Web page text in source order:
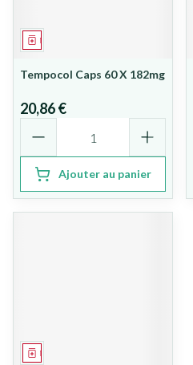
Médicament
Tempocol Caps 60 X 182mg
20,86 €
Ajouter au panier
Médicament